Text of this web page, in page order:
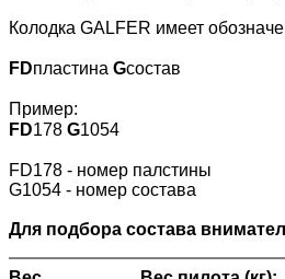
Колодка GALFER имеет
FDпластина Gсостав
Пример:
FD178 G1054
FD178 - номер палстины
G1054 - номер состава
Для подбора состава